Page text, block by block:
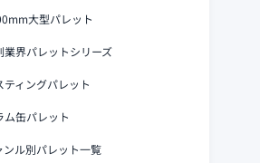
大型パレット
業界パレットシリーズ
ティングパレット
ム缶パレット
ンル別パレット一覧